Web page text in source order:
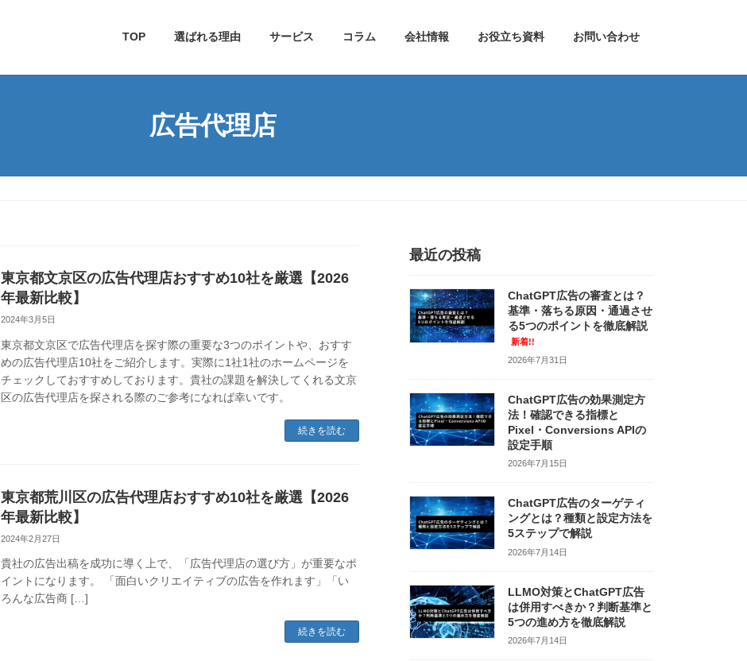
TOP 選ばれる理由 サービス コラム 会社情報 お役立ち資料 お問い合わせ
広告代理店
東京都文京区の広告代理店おすすめ10社を厳選【2026
年最新比較】
2024年3月5日
東京都文京区で広告代理店を探す際の重要な3つのポイントや、おすす
めの広告代理店10社をご紹介します。実際に1社1社のホームページを
チェックしておすすめしております。貴社の課題を解決してくれる文京
区の広告代理店を探される際のご参考になれば幸いです。
続きを読む
東京都荒川区の広告代理店おすすめ10社を厳選【2026
年最新比較】
2024年2月27日
貴社の広告出稿を成功に導く上で、「広告代理店の選び方」が重要なポ
イントになります。 「面白いクリエイティブの広告を作れます」「い
ろんな広告商 […]
続きを読む
最近の投稿
ChatGPT広告の審査とは？
基準・落ちる原因・通過させ
る5つのポイントを徹底解説
新着!!
2026年7月31日
ChatGPT広告の効果測定方
法！確認できる指標と
Pixel・Conversions APIの
設定手順
2026年7月15日
ChatGPT広告のターゲティ
ングとは？種類と設定方法を
5ステップで解説
2026年7月14日
LLMO対策とChatGPT広告
は併用すべきか？判断基準と
5つの進め方を徹底解説
2026年7月14日